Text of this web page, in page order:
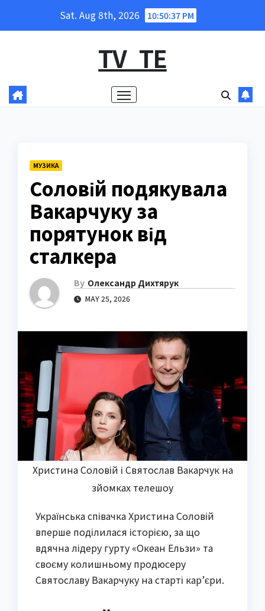
Sat. Aug 8th, 2026 10:50:38 PM
TV_TE
МУЗИКА
Соловій подякувала
Вакарчуку за
порятунок від
сталкера
By Олександр Дихтярук
MAY 25, 2026
Христина Соловій і Святослав Вакарчук на
зйомках телешоу
Українська співачка Христина Соловій
вперше поділилася історією, за що
вдячна лідеру гурту «Океан Ельзи» та
своєму колишньому продюсеру
Святославу Вакарчуку на старті кар’єри.